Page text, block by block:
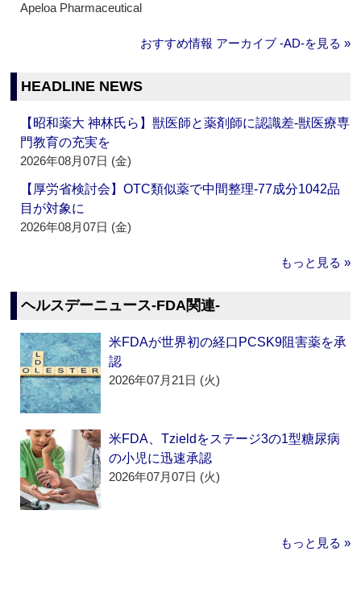
Apeloa Pharmaceutical
おすすめ情報 アーカイブ ‐AD‐を見る »
HEADLINE NEWS
【昭和薬大 神林氏ら】獣医師と薬剤師に認識差‐獣医療専
門教育の充実を
2026年08月07日 (金)
【厚労省検討会】OTC類似薬で中間整理‐77成分1042品
目が対象に
2026年08月07日 (金)
もっと見る »
ヘルスデーニュース‐FDA関連‐
米FDAが世界初の経口PCSK9阻害薬を承
認
2026年07月21日 (火)
米FDA、Tzieldをステージ3の1型糖尿病
の小児に迅速承認
2026年07月07日 (火)
もっと見る »